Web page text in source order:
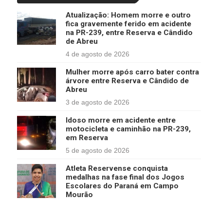
Atualização: Homem morre e outro
fica gravemente ferido em acidente
na PR-239, entre Reserva e Cândido
de Abreu
4 de agosto de 2026
Mulher morre após carro bater contra
árvore entre Reserva e Cândido de
Abreu
3 de agosto de 2026
Idoso morre em acidente entre
motocicleta e caminhão na PR-239,
em Reserva
5 de agosto de 2026
Atleta Reservense conquista
medalhas na fase final dos Jogos
Escolares do Paraná em Campo
Mourão